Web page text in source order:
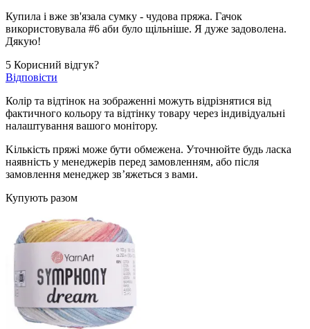
Купила і вже зв'язала сумку - чудова пряжа. Гачок
використовувала #6 аби було щільніше. Я дуже задоволена.
Дякую!
5 Корисний відгук?
Відповісти
Колір та відтінок на зображенні можуть відрізнятися від
фактичного кольору та відтінку товару через індивідуальні
налаштування вашого монітору.
Kількість пряжі може бути обмежена. Уточнюйте будь ласка
наявність у менеджерів перед замовленням, або після
замовлення менеджер зв’яжеться з вами.
Купують разом